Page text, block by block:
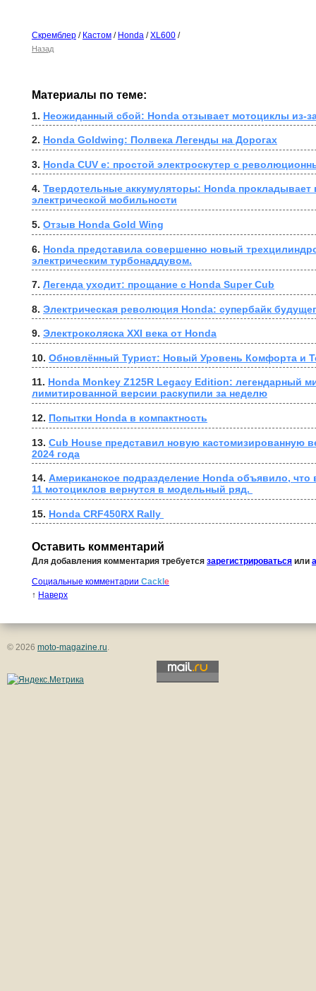
Скремблер / Кастом / Honda /XL600 /
Назад
Материалы по теме:
1. Неожиданный сбой: Honda отзывает мотоциклы из-
2. Honda Goldwing: Полвека Легенды на Дорогах
3. Honda CUV e: простой электроскутер с
4. Твердотельные аккумуляторы: Honda прокладывает
электрической мобильности
5. Отзыв Honda Gold Wing
6. Honda представила совершенно новый
электрическим турбонаддувом.
7. Легенда уходит: прощание с Honda Super Cub
8. Электрическая революция Honda: супербайк
9. Электроколяска XXI века от Honda
10. Обновлённый Турист: Новый Уровень Комфорта и
11. Honda Monkey Z125R Legacy Edition: легендарный
лимитированной версии раскупили за неделю
12. Попытки Honda в компактность
13. Cub House представил новую кастомизированную
2024 года
14. Американское подразделение Honda объявило, что
11 мотоциклов вернутся в модельный ряд.
15. Honda CRF450RX Rally
Оставить комментарий
Для добавления комментария требуется зарегистрироваться или
Социальные комментарии Cackle
↑ Наверх
© 2026 moto-magazine.ru